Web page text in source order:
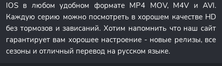
IOS в любом удобном формате MP4 MOV, M4V и AVI.
Каждую серию можно посмотреть в хорошем качестве HD
без тормозов и зависаний. Хотим напомнить что наш сайт
гарантирует вам хорошее настроение - новые релизы, все
сезоны и отличный перевод на русском языке.